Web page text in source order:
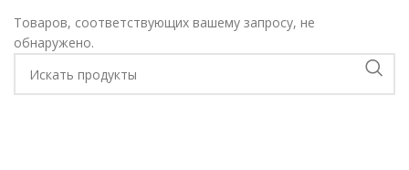
Товаров, соответствующих вашему запросу, не
обнаружено.